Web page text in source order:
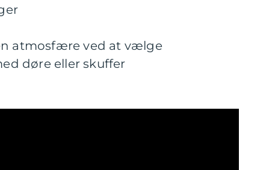
atmosfære ved at vælge
døre eller skuffer